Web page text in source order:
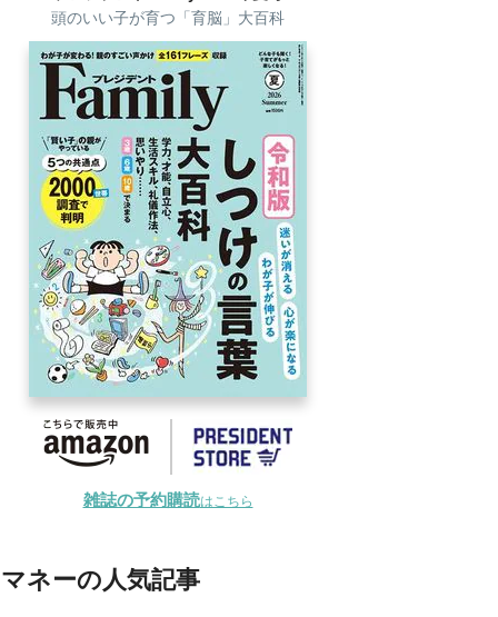
頭のいい子が育つ「育脳」大百科
雑誌の予約購読はこちら
マネーの人気記事